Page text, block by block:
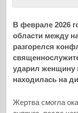
В феврале 2026
области между
разгорелся
ударил женщину
находилась на
Жертва смогла